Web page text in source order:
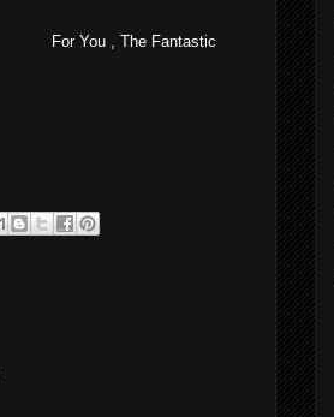
For You , The Fantastic